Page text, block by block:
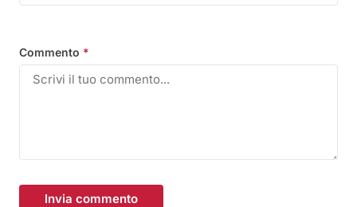
Commento *
Invia commento